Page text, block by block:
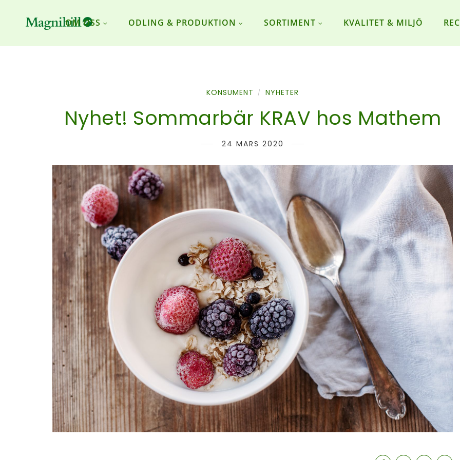
OM OSS ODLING & PRODUKTION SORTIMENT KVALITET & MILJÖ
KONSUMENT / NYHETER
Nyhet! Sommarbär KRAV hos Mathem
24 MARS 2020